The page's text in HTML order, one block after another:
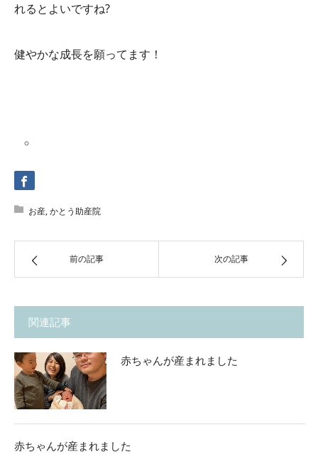
れるとよいですね?
健やかな成長を願ってます！
お産,かとう助産院
前の記事 次の記事
関連記事
赤ちゃんが産まれました
赤ちゃんが産まれました